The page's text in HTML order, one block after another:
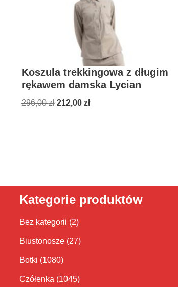
Koszula trekkingowa z długim
rękawem damska Lycian
296,00zł 212,00 zł
Kategorie produktów
Bez kategorii (2)
Biustonosze (27)
Botki (1080)
Czółenka (1045)